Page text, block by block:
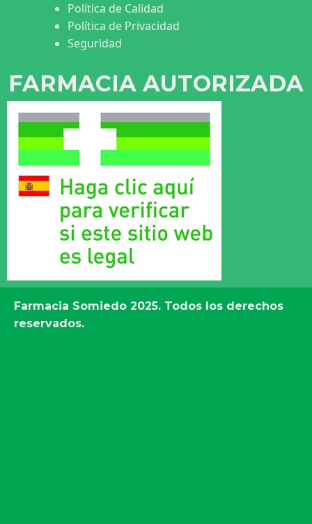
Política de Calidad
Política de Privacidad
Seguridad
FARMACIA AUTORIZADA
Farmacia Somiedo 2025. Todos los derechos
reservados.